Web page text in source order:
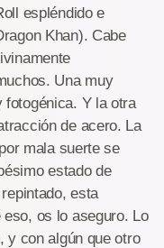
espléndido e
Khan). Cabe
Una muy
fotogénica. Y la otra
de acero. La
mala suerte se
estado de
esta
os lo aseguro. Lo
y con algún que otro